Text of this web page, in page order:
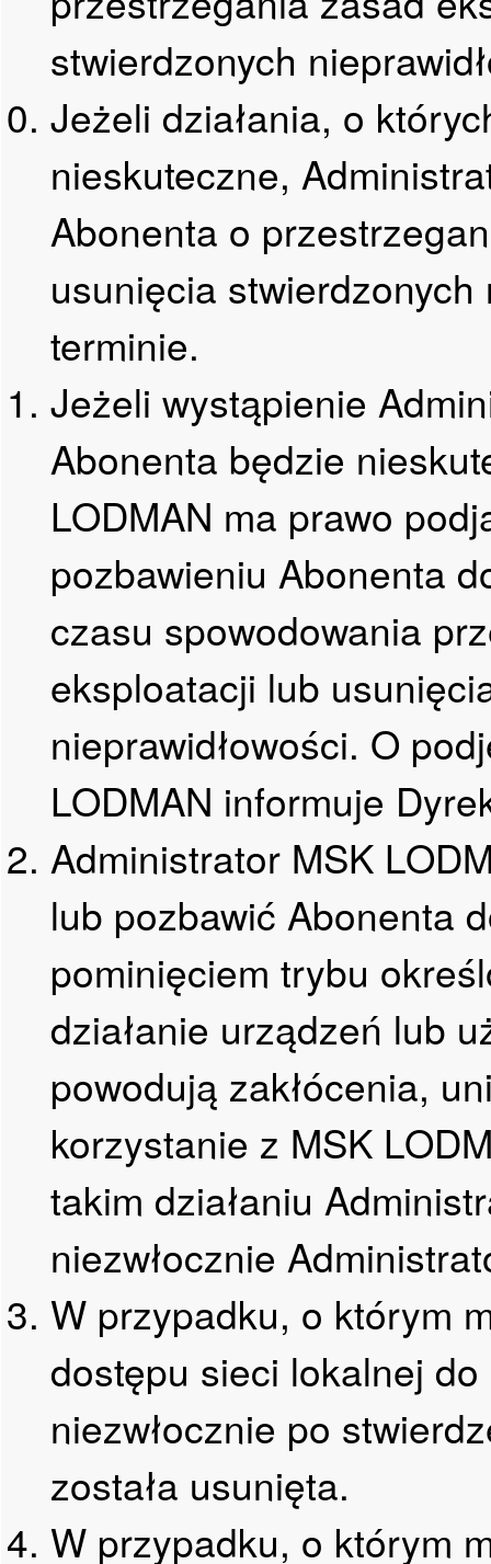
stwierdzonych
Jeżeli działania, o
nieskuteczne,
Abonenta o
usunięcia
terminie.
Jeżeli wystąpienie
Abonenta będzie
LODMAN ma prawo
pozbawieniu Abonenta
czasu spowodowania
eksploatacji lub
nieprawidłowości. O
LODMAN informuje
Administrator MSK
lub pozbawić Abonenta
pominięciem trybu
działanie urządzeń lub
powodują zakłócenia,
korzystanie z MSK
takim działaniu
niezwłocznie
W przypadku, o którym
dostępu sieci lokalnej
niezwłocznie po
została usunięta.
W przypadku, o którym